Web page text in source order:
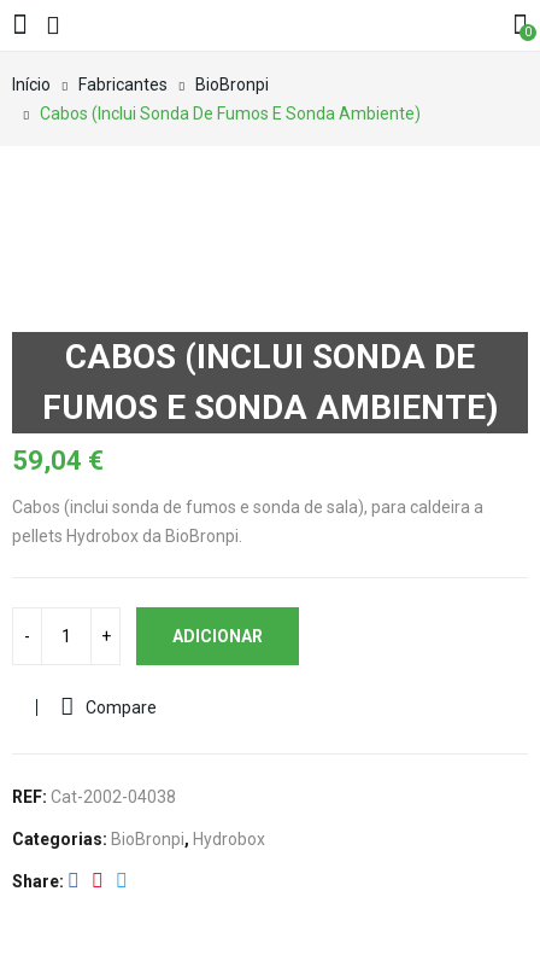
0
Início Fabricantes
BioBronpi
Cabos (Inclui Sonda De Fumos E Sonda Ambiente)
CABOS (INCLUI SONDA DE
FUMOS E SONDA AMBIENTE)
59,04 €
Cabos (inclui sonda de fumos e sonda de sala), para caldeira a
pellets Hydrobox da BioBronpi.
ADICIONAR
Compare
REF: Cat-2002-04038
Categorias: BioBronpi, Hydrobox
Share